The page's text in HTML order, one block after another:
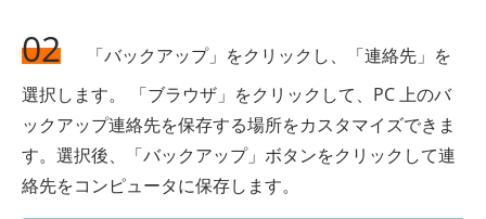
02
「バックアップ」をクリックし、「連絡先」を
選択します。 「ブラウザ」をクリックして、PC 上のバ
ックアップ連絡先を保存する場所をカスタマイズできま
す。選択後、「バックアップ」ボタンをクリックして連
絡先をコンピュータに保存します。